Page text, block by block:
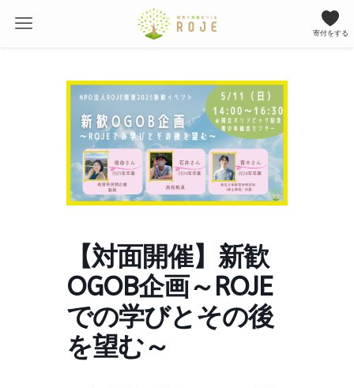
寄付をする
【対面開催】新歓
OGOB企画～ROJE
での学びとその後
を望む～